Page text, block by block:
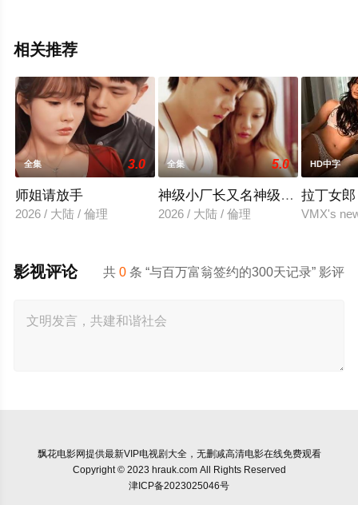
相关推荐
全集 3.0
师姐请放手
2026 / 大陆 / 倫理
全集 5.0
神级小厂长又名神级人生
2026 / 大陆 / 倫理
HD中字
拉丁女郎
VMX's
共0 条 “与百万富翁签约的300天记录” 影评
影视评论
飘花电影网提供最新VIP电视剧大全，无删减高清电影在线免费观看
Copyright © 2023 hrauk.com All Rights Reserved
津ICP备2023025046号